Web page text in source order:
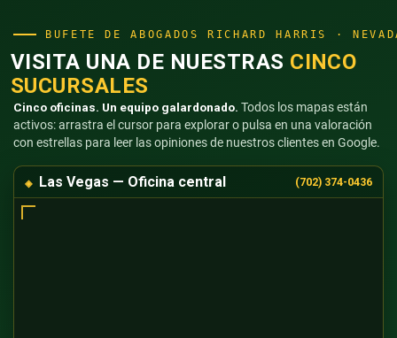
BUFETE DE ABOGADOS RICHARD HARRIS ·
VISITA UNA DE NUESTRAS CINCO
SUCURSALES
Cinco oficinas. Un equipo galardonado. Todos los mapas están
activos: arrastra el cursor para explorar o pulsa en una valoración
con estrellas para leer las opiniones de nuestros clientes en Google.
Las Vegas — Oficina central (702) 374-0436